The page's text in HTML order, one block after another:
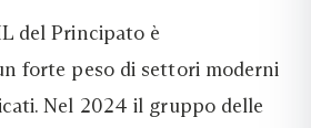
del Principato è
forte peso di settori moderni
Nel 2024 il gruppo delle